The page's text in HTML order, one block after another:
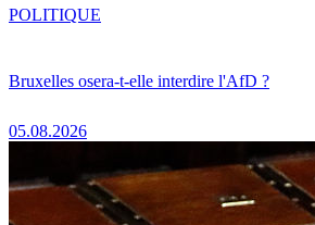
Bruxelles osera-t-elle interdire l'AfD ?
05.08.2026
POLITIQUE